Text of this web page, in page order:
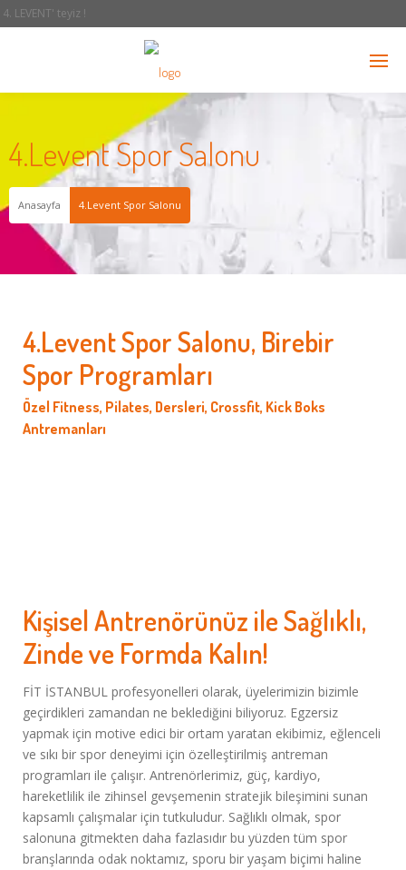
4. LEVENT' teyiz !
4.Levent Spor Salonu
Anasayfa 4.Levent Spor Salonu
4.Levent Spor Salonu, Birebir
Spor Programları
Özel Fitness, Pilates, Dersleri, Crossfit, Kick Boks
Antremanları
Kişisel Antrenörünüz ile Sağlıklı,
Zinde ve Formda Kalın!
FİT İSTANBUL profesyonelleri olarak, üyelerimizin bizimle
geçirdikleri zamandan ne beklediğini biliyoruz. Egzersiz
yapmak için motive edici bir ortam yaratan ekibimiz, eğlenceli
ve sıkı bir spor deneyimi için özelleştirilmiş antreman
programları ile çalışır. Antrenörlerimiz, güç, kardiyo,
hareketlilik ile zihinsel gevşemenin stratejik bileşimini sunan
kapsamlı çalışmalar için tutkuludur. Sağlıklı olmak, spor
salonuna gitmekten daha fazlasıdır bu yüzden tüm spor
branşlarında odak noktamız, sporu bir yaşam biçimi haline